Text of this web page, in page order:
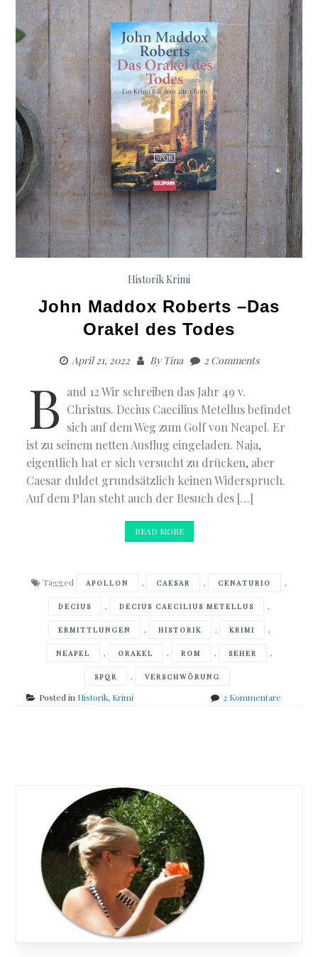
Vesuv
Historik Krimi
John Maddox Roberts –Das
Orakel des Todes
April 21, 2022 ByTina 2 Comments
B and 12 Wir schreiben das Jahr 49 v.
Christus. Decius Caecilius Metellus befindet
sich auf dem Weg zum Golf von Neapel. Er
ist zu seinem netten Ausflug eingeladen. Naja,
eigentlich hat er sich versucht zu drücken, aber
Caesar duldet grundsätzlich keinen Widerspruch.
Auf dem Plan steht auch der Besuch des […]
READ MORE
Tagged APOLLON , CAESAR , CENATURIO ,
DECIUS , DECIUS CAECILIUS METELLUS ,
ERMITTLUNGEN , HISTORIK , KRIMI ,
NEAPEL , ORAKEL , ROM , SEHER ,
SPQR , VERSCHWÖRUNG
Posted in Historik, Krimi 2 Kommentarezu
navigation